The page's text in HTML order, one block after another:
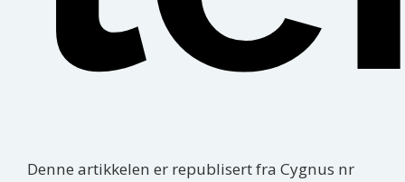
Denne artikkelen er republisert fra Cygnus nr